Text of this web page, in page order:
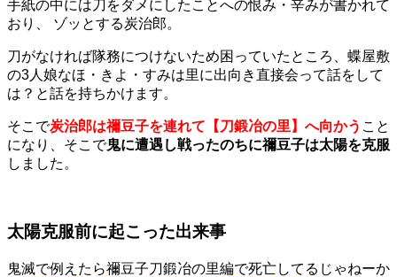
手紙の中には刀をダメにしたことへの恨み・辛みが書かれて
おり、 ゾッとする炭治郎。
刀がなければ隊務につけないため困っていたところ、蝶屋敷
の3人娘なほ・きよ・すみは里に出向き直接会って話をして
は？と話を持ちかけます。
そこで炭治郎は禰豆子を連れて【刀鍛冶の里】へ向かう こと
になり、そこで鬼に遭遇し戦ったのちに禰豆子は太陽を克服
しました。
太陽克服前に起こった出来事
鬼滅で例えたら禰豆子刀鍛冶の里編で死亡してるじゃねーか